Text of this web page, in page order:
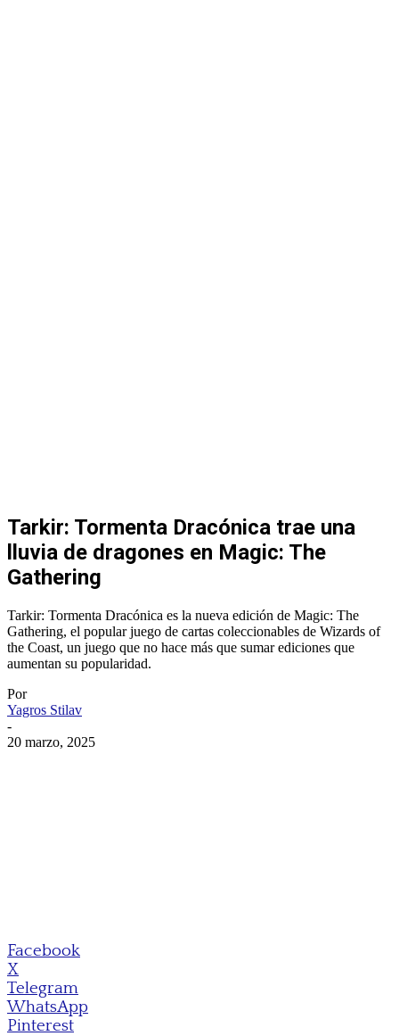
Tarkir: Tormenta Dracónica trae una
lluvia de dragones en Magic: The
Gathering
Tarkir: Tormenta Dracónica es la nueva edición de Magic: The
Gathering, el popular juego de cartas coleccionables de Wizards of
the Coast, un juego que no hace más que sumar ediciones que
aumentan su popularidad.
Por
Yagros Stilav
-
20 marzo, 2025
Facebook
X
Telegram
WhatsApp
Pinterest